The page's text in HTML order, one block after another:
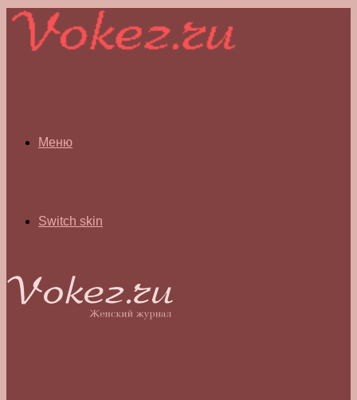
Меню
Switch skin